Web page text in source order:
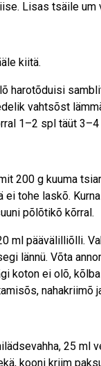
Lisas tsäile
kiitä.
harotõduisi
vahtsõst
1–2 spl täüt 3–4
200 g kuuma
tohe laskõ.
põlõtikõ kõrral.
ml päävälilliõlli.
lännü. Võta
koton ei olõ,
nahakriimõ
25 ml
kooni kriim